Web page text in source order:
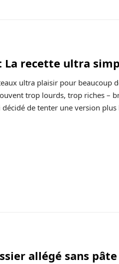
La recette ultra
ultra plaisir pour beaucoup
trop lourds, trop riches –
de tenter une version
allégé sans